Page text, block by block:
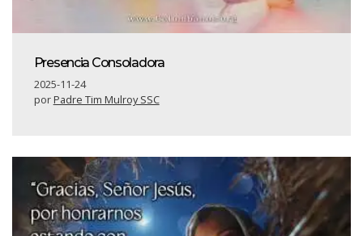
Presencia Consoladora
2025-11-24
porPadre Tim Mulroy SSC